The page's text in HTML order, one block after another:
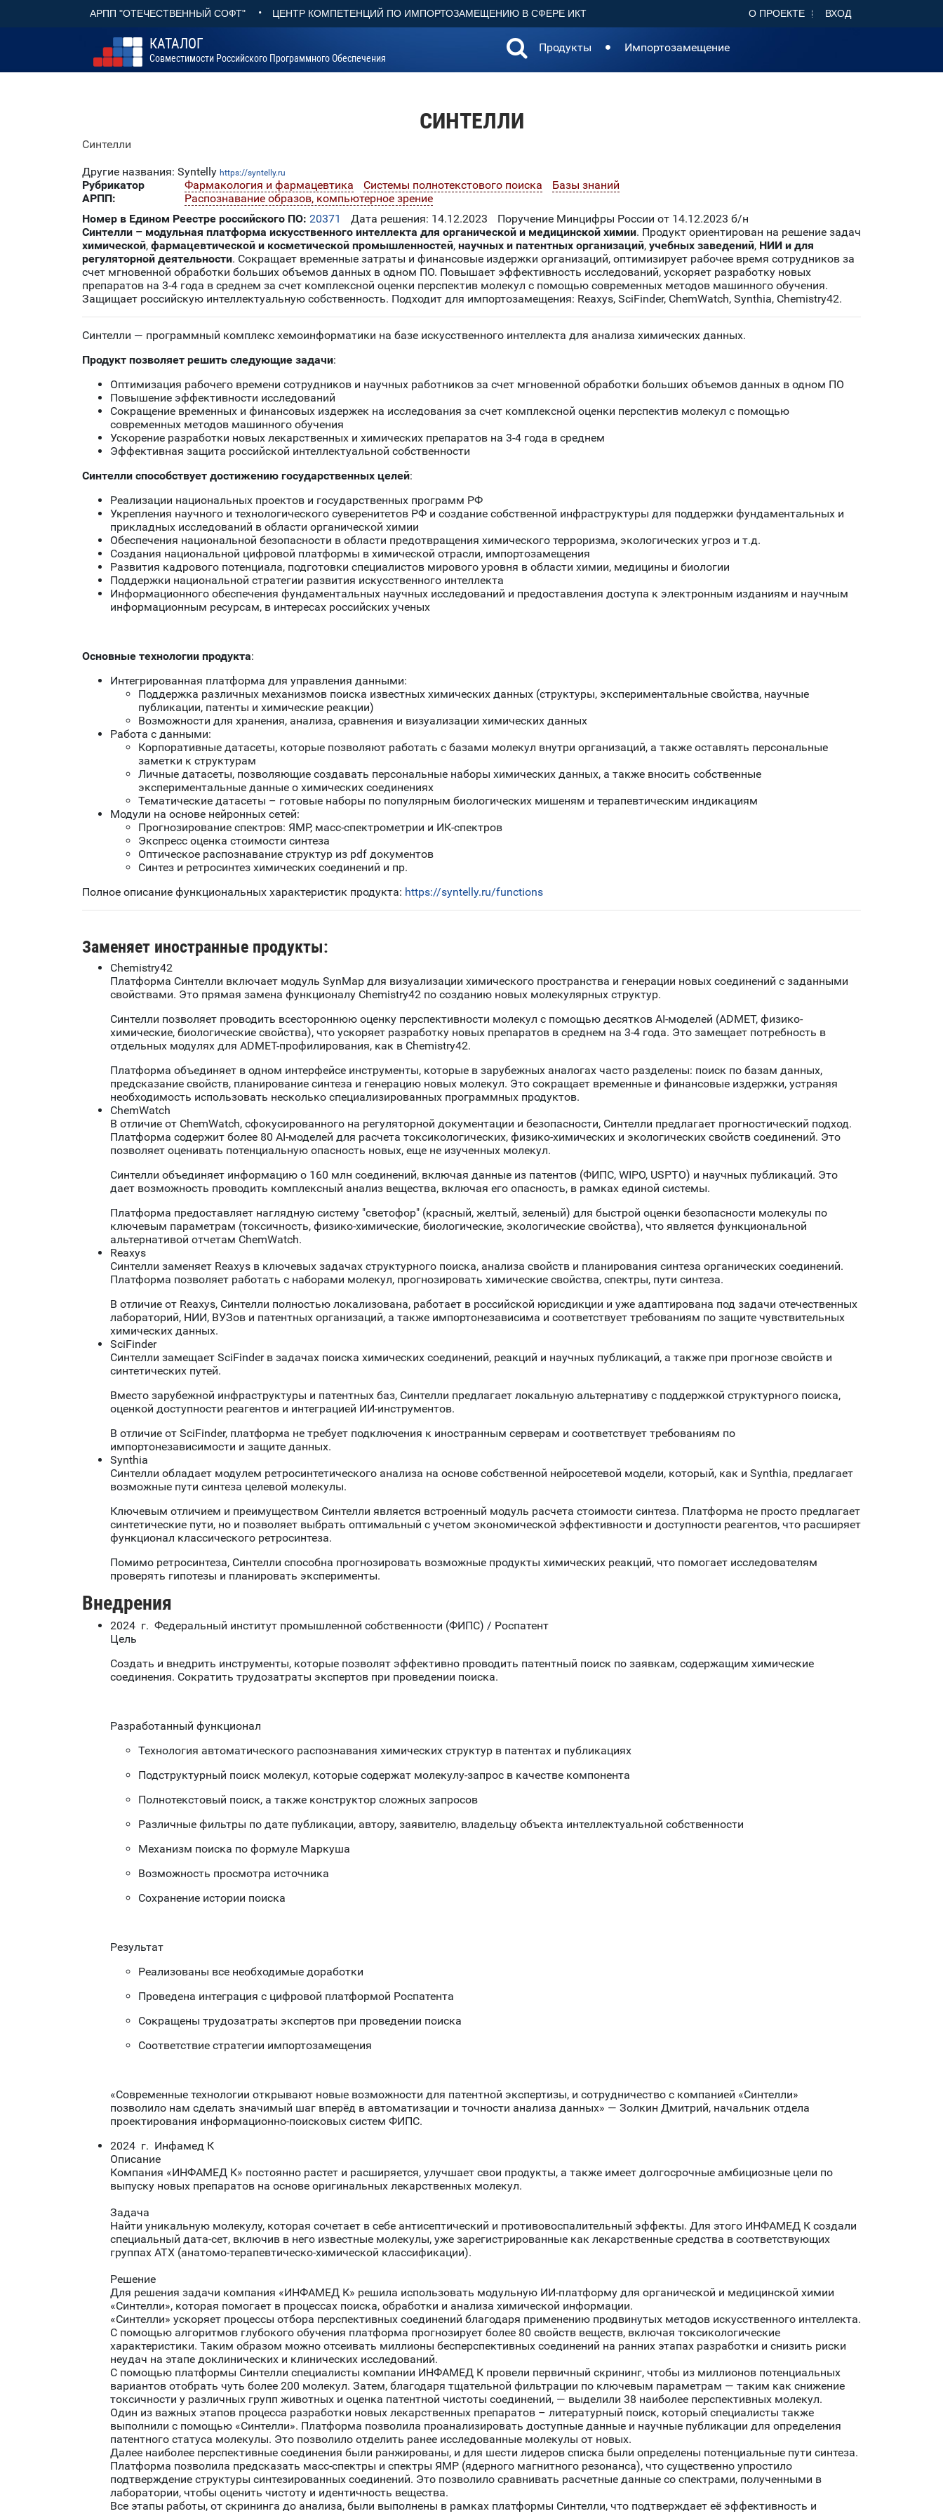
АРПП "ОТЕЧЕСТВЕННЫЙ СОФТ" • ЦЕНТР КОМПЕТЕНЦИЙ ПО ИМПОРТОЗАМЕЩЕНИЮ В СФЕРЕ ИКТ О ПРОЕКТЕ ВХОД
КАТАЛОГ
Совместимости Российского Программного Обеспечения
Продукты Импортозамещение
СИНТЕЛЛИ
Синтелли
Другие названия: Syntelly https://syntelly.ru
Рубрикатор
АРПП:
Фармакология и фармацевтика Системы полнотекстового поиска
Базы знаний
Распознавание образов, компьютерное зрение
Номер в Едином Реестре российского ПО: 20371 Дата решения: 14.12.2023
Поручение Минцифры России от 14.12.2023 б/н
Синтелли – модульная платформа искусственного интеллекта для органической и медицинской химии. Продукт ориентирован на решение задач
химической, фармацевтической и косметической промышленностей, научных и патентных организаций, учебных заведений, НИИ и для
регуляторной деятельности. Сокращает временные затраты и финансовые издержки организаций, оптимизирует рабочее время сотрудников за
счет мгновенной обработки больших объемов данных в одном ПО. Повышает эффективность исследований, ускоряет разработку новых
препаратов на 3-4 года в среднем за счет комплексной оценки перспектив молекул с помощью современных методов машинного обучения.
Защищает российскую интеллектуальную собственность. Подходит для импортозамещения: Reaxys, SciFinder, ChemWatch, Synthia, Chemistry42.
Синтелли — программный комплекс хемоинформатики на базе искусственного интеллекта для анализа химических данных.
Продукт позволяет решить следующие задачи:
Оптимизация рабочего времени сотрудников и научных работников за счет мгновенной обработки больших объемов данных в одном ПО
Повышение эффективности исследований
Сокращение временных и финансовых издержек на исследования за счет комплексной оценки перспектив молекул с помощью
современных методов машинного обучения
Ускорение разработки новых лекарственных и химических препаратов на 3-4 года в среднем
Эффективная защита российской интеллектуальной собственности
Синтелли способствует достижению государственных целей:
Реализации национальных проектов и государственных программ РФ
Укрепления научного и технологического суверенитетов РФ и создание собственной инфраструктуры для поддержки фундаментальных и
прикладных исследований в области органической химии
Обеспечения национальной безопасности в области предотвращения химического терроризма, экологических угроз и т.д.
Создания национальной цифровой платформы в химической отрасли, импортозамещения
Развития кадрового потенциала, подготовки специалистов мирового уровня в области химии, медицины и биологии
Поддержки национальной стратегии развития искусственного интеллекта
Информационного обеспечения фундаментальных научных исследований и предоставления доступа к электронным изданиям и научным
информационным ресурсам, в интересах российских ученых
Основные технологии продукта:
Интегрированная платформа для управления данными:
Поддержка различных механизмов поиска известных химических данных (структуры, экспериментальные свойства, научные
публикации, патенты и химические реакции)
Возможности для хранения, анализа, сравнения и визуализации химических данных
Работа с данными:
Корпоративные датасеты, которые позволяют работать с базами молекул внутри организаций, а также оставлять персональные
заметки к структурам
Личные датасеты, позволяющие создавать персональные наборы химических данных, а также вносить собственные
экспериментальные данные о химических соединениях
Тематические датасеты – готовые наборы по популярным биологических мишеням и терапевтическим индикациям
Модули на основе нейронных сетей:
Прогнозирование спектров: ЯМР, масс-спектрометрии и ИК-спектров
Экспресс оценка стоимости синтеза
Оптическое распознавание структур из pdf документов
Синтез и ретросинтез химических соединений и пр.
Полное описание функциональных характеристик продукта: https://syntelly.ru/functions
Заменяет иностранные продукты:
Chemistry42
Платформа Синтелли включает модуль SynMap для визуализации химического пространства и генерации новых соединений с заданными
свойствами. Это прямая замена функционалу Chemistry42 по созданию новых молекулярных структур.
Синтелли позволяет проводить всестороннюю оценку перспективности молекул с помощью десятков AI-моделей (ADMET, физико-
химические, биологические свойства), что ускоряет разработку новых препаратов в среднем на 3-4 года. Это замещает потребность в
отдельных модулях для ADMET-профилирования, как в Chemistry42.
Платформа объединяет в одном интерфейсе инструменты, которые в зарубежных аналогах часто разделены: поиск по базам данных,
предсказание свойств, планирование синтеза и генерацию новых молекул. Это сокращает временные и финансовые издержки, устраняя
необходимость использовать несколько специализированных программных продуктов.
ChemWatch
В отличие от ChemWatch, сфокусированного на регуляторной документации и безопасности, Синтелли предлагает прогностический подход.
Платформа содержит более 80 AI-моделей для расчета токсикологических, физико-химических и экологических свойств соединений. Это
позволяет оценивать потенциальную опасность новых, еще не изученных молекул.
Синтелли объединяет информацию о 160 млн соединений, включая данные из патентов (ФИПС, WIPO, USPTO) и научных публикаций. Это
дает возможность проводить комплексный анализ вещества, включая его опасность, в рамках единой системы.
Платформа предоставляет наглядную систему "светофор" (красный, желтый, зеленый) для быстрой оценки безопасности молекулы по
ключевым параметрам (токсичность, физико-химические, биологические, экологические свойства), что является функциональной
альтернативой отчетам ChemWatch.
Reaxys
Синтелли заменяет Reaxys в ключевых задачах структурного поиска, анализа свойств и планирования синтеза органических соединений.
Платформа позволяет работать с наборами молекул, прогнозировать химические свойства, спектры, пути синтеза.
В отличие от Reaxys, Синтелли полностью локализована, работает в российской юрисдикции и уже адаптирована под задачи отечественных
лабораторий, НИИ, ВУЗов и патентных организаций, а также импортонезависима и соответствует требованиям по защите чувствительных
химических данных.
SciFinder
Синтелли замещает SciFinder в задачах поиска химических соединений, реакций и научных публикаций, а также при прогнозе свойств и
синтетических путей.
Вместо зарубежной инфраструктуры и патентных баз, Синтелли предлагает локальную альтернативу с поддержкой структурного поиска,
оценкой доступности реагентов и интеграцией ИИ-инструментов.
В отличие от SciFinder, платформа не требует подключения к иностранным серверам и соответствует требованиям по
импортонезависимости и защите данных.
Synthia
Синтелли обладает модулем ретросинтетического анализа на основе собственной нейросетевой модели, который, как и Synthia, предлагает
возможные пути синтеза целевой молекулы.
Ключевым отличием и преимуществом Синтелли является встроенный модуль расчета стоимости синтеза. Платформа не просто предлагает
синтетические пути, но и позволяет выбрать оптимальный с учетом экономической эффективности и доступности реагентов, что расширяет
функционал классического ретросинтеза.
Помимо ретросинтеза, Синтелли способна прогнозировать возможные продукты химических реакций, что помогает исследователям
проверять гипотезы и планировать эксперименты.
Внедрения
2024 г. Федеральный институт промышленной собственности (ФИПС) / Роспатент
Цель
Создать и внедрить инструменты, которые позволят эффективно проводить патентный поиск по заявкам, содержащим химические
соединения. Сократить трудозатраты экспертов при проведении поиска.
Разработанный функционал
Технология автоматического распознавания химических структур в патентах и публикациях
Подструктурный поиск молекул, которые содержат молекулу-запрос в качестве компонента
Полнотекстовый поиск, а также конструктор сложных запросов
Различные фильтры по дате публикации, автору, заявителю, владельцу объекта интеллектуальной собственности
Механизм поиска по формуле Маркуша
Возможность просмотра источника
Сохранение истории поиска
Результат
Реализованы все необходимые доработки
Проведена интеграция с цифровой платформой Роспатента
Сокращены трудозатраты экспертов при проведении поиска
Соответствие стратегии импортозамещения
«Современные технологии открывают новые возможности для патентной экспертизы, и сотрудничество с компанией «Синтелли»
позволило нам сделать значимый шаг вперёд в автоматизации и точности анализа данных» — Золкин Дмитрий, начальник отдела
проектирования информационно-поисковых систем ФИПС.
2024 г. Инфамед К
Описание
Компания «ИНФАМЕД К» постоянно растет и расширяется, улучшает свои продукты, а также имеет долгосрочные амбициозные цели по
выпуску новых препаратов на основе оригинальных лекарственных молекул.
Задача
Найти уникальную молекулу, которая сочетает в себе антисептический и противовоспалительный эффекты. Для этого ИНФАМЕД К создали
специальный дата-сет, включив в него известные молекулы, уже зарегистрированные как лекарственные средства в соответствующих
группах АТХ (анатомо-терапевтическо-химической классификации).
Решение
Для решения задачи компания «ИНФАМЕД К» решила использовать модульную ИИ-платформу для органической и медицинской химии
«Синтелли», которая помогает в процессах поиска, обработки и анализа химической информации.
«Синтелли» ускоряет процессы отбора перспективных соединений благодаря применению продвинутых методов искусственного интеллекта.
С помощью алгоритмов глубокого обучения платформа прогнозирует более 80 свойств веществ, включая токсикологические
характеристики. Таким образом можно отсеивать миллионы бесперспективных соединений на ранних этапах разработки и снизить риски
неудач на этапе доклинических и клинических исследований.
С помощью платформы Синтелли специалисты компании ИНФАМЕД К провели первичный скрининг, чтобы из миллионов потенциальных
вариантов отобрать чуть более 200 молекул. Затем, благодаря тщательной фильтрации по ключевым параметрам — таким как снижение
токсичности у различных групп животных и оценка патентной чистоты соединений, — выделили 38 наиболее перспективных молекул.
Один из важных этапов процесса разработки новых лекарственных препаратов – литературный поиск, который специалисты также
выполнили с помощью «Синтелли». Платформа позволила проанализировать доступные данные и научные публикации для определения
патентного статуса молекулы. Это позволило отделить ранее исследованные молекулы от новых.
Далее наиболее перспективные соединения были ранжированы, и для шести лидеров списка были определены потенциальные пути синтеза.
Платформа позволила предсказать масс-спектры и спектры ЯМР (ядерного магнитного резонанса), что существенно упростило
подтверждение структуры синтезированных соединений. Это позволило сравнивать расчетные данные со спектрами, полученными в
лаборатории, чтобы оценить чистоту и идентичность вещества.
Все этапы работы, от скрининга до анализа, были выполнены в рамках платформы Синтелли, что подтверждает её эффективность и